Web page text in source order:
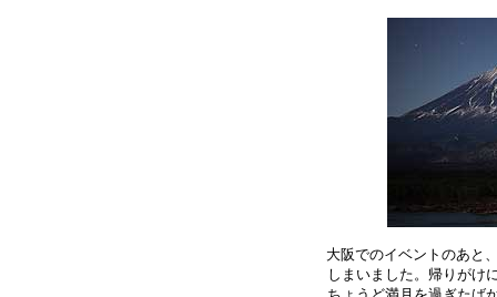
大阪でのイベントのあと
しまいました。帰りがけ